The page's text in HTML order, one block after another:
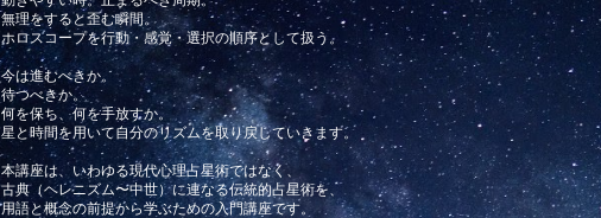
無理をすると歪む瞬間。
ホロスコープを行動・感覚・選択の順序として扱う。
今は進むべきか。
待つべきか。
何を保ち、何を手放すか。
星と時間を用いて自分のリズムを取り戻していきます。
本講座は、いわゆる現代心理占星術ではなく、
古典（ヘレニズム〜中世）に連なる伝統的占星術を、
用語と概念の前提から学ぶための入門講座です。